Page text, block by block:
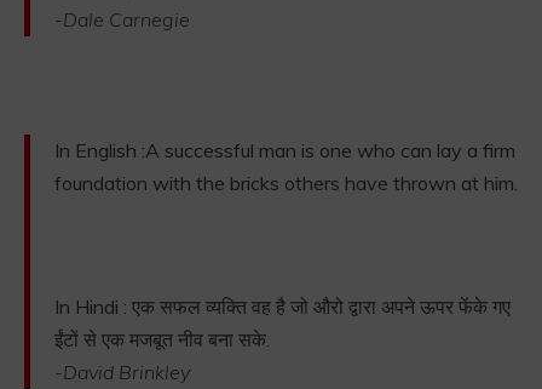
-Dale Carnegie
In English :A successful man is one who can lay a firm
foundation with the bricks others have thrown at him.
In Hindi : एक सफल व्यक्ति वह है जो औरो द्वारा अपने ऊपर फेंके गए
ईंटों से एक मजबूत नीव बना सके.
-David Brinkley